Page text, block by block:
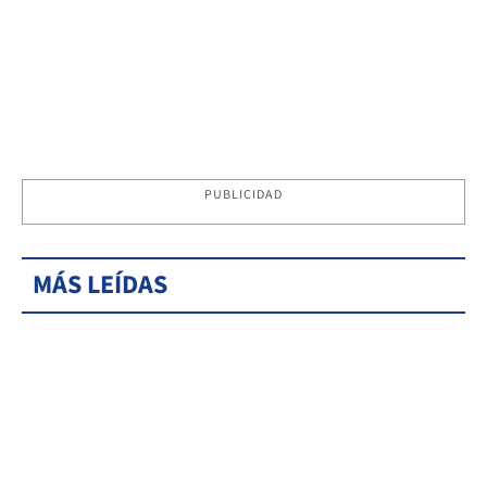
PUBLICIDAD
MÁS LEÍDAS